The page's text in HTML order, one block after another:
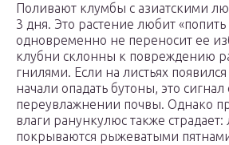
Поливают клумбы с азиатскими
3 дня. Это растение любит
одновременно не переносит ее
клубни склонны к повреждению
гнилями. Если на листьях
начали опадать бутоны, это сигнал
переувлажнении почвы. Однако
влаги ранункулюс также страдает:
покрываются рыжеватыми